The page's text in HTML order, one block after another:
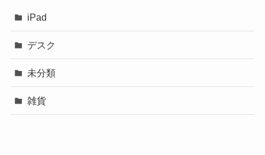
iPad
デスク
未分類
雑貨